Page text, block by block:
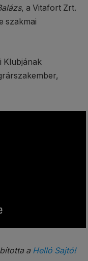
, a Vitafort Zrt.
szakmai
Klubjának
a Helló Sajtó!